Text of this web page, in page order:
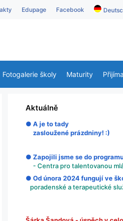
Edupage Facebook
Fotogalerie školy Maturity
Aktuálně
● A je to tady
zasloužené prázdniny! :)
● Zapojili jsme se do
- Centra pro talentovanou
● Od února 2024 fungují ve
poradenské a terapeutické